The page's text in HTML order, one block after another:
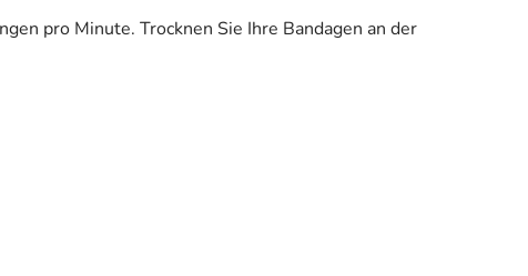
pro Minute. Trocknen Sie Ihre Bandagen an der